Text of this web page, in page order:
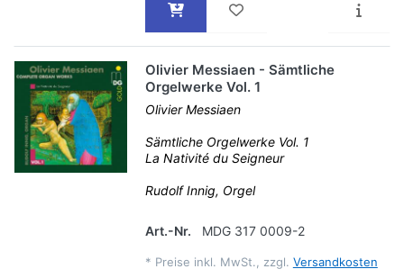
Olivier Messiaen - Sämtliche
Orgelwerke Vol. 1
Olivier Messiaen
Sämtliche Orgelwerke Vol. 1
La Nativité du Seigneur
Rudolf Innig, Orgel
Art.-Nr. MDG 317 0009-2
* Preise inkl. MwSt., zzgl. Versandkosten